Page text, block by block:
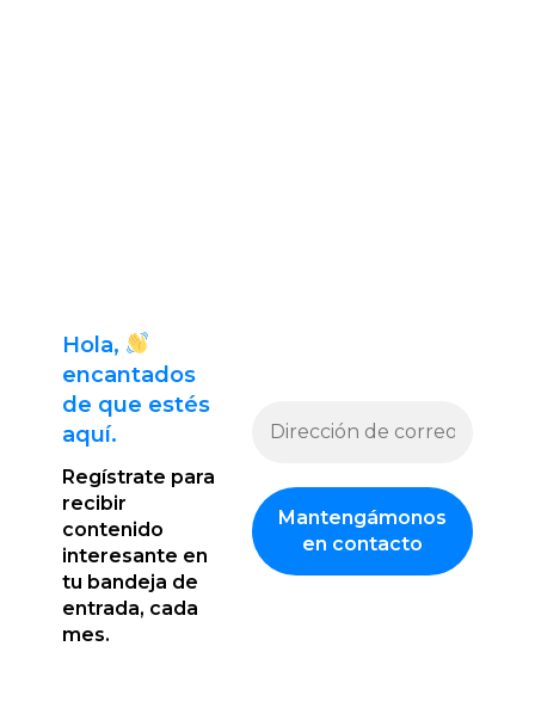
Hola,
encantados
de que estés
aquí.
Regístrate para
recibir
contenido
interesante en
tu bandeja de
entrada, cada
mes.